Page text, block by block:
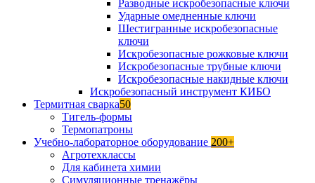
Разводные искробезопасные ключи
Ударные омедненные ключи
Шестигранные искробезопасные
ключи
Искробезопасные рожковые ключи
Искробезопасные трубные ключи
Искробезопасные накидные ключи
Искробезопасный инструмент КИБО
Термитная сварка50
Тигель-формы
Термопатроны
Учебно-лабораторное оборудование 200+
Агротехклассы
Для кабинета химии
Симуляционные тренажёры